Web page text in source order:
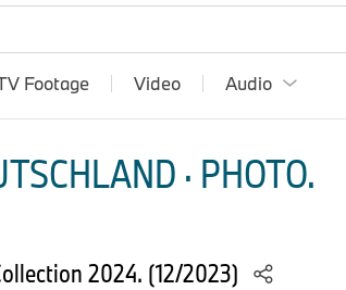
Footage Video Audio
· PHOTO.
2024. (12/2023)